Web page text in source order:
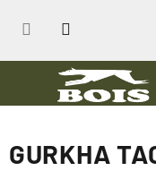
GURKHA